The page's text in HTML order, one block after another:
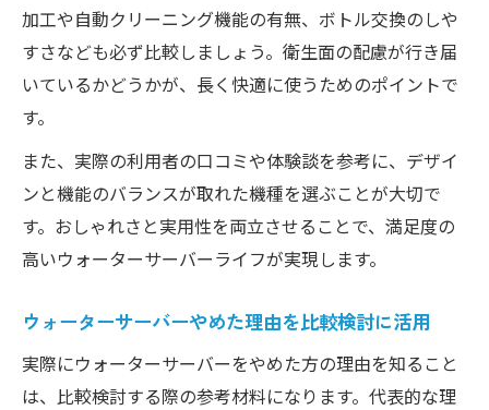
加工や自動クリーニング機能の有無、ボトル交換のしや
すさなども必ず比較しましょう。衛生面の配慮が行き届
いているかどうかが、長く快適に使うためのポイントで
す。
また、実際の利用者の口コミや体験談を参考に、デザイ
ンと機能のバランスが取れた機種を選ぶことが大切で
す。おしゃれさと実用性を両立させることで、満足度の
高いウォーターサーバーライフが実現します。
ウォーターサーバーやめた理由を比較検討に活用
実際にウォーターサーバーをやめた方の理由を知ること
は、比較検討する際の参考材料になります。代表的な理